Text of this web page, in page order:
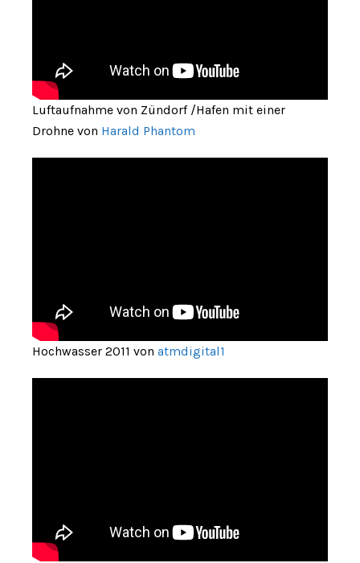
Luftaufnahme von Zündorf /Hafen mit einer
Drohne von Harald Phantom
Hochwasser 2011 von atmdigital1